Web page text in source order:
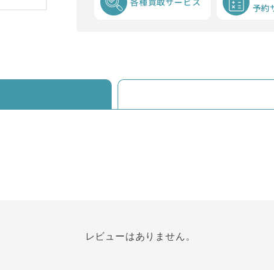
予約
レビューはありません。